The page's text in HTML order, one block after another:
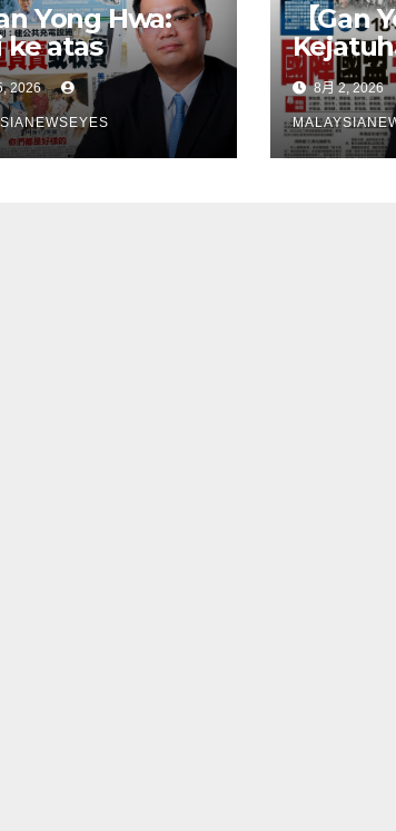
Yong Hwa:
ke atas
EV untuk
stesen
satu
2026
【Gan
Negeri
Adalah
8月 2, 2026